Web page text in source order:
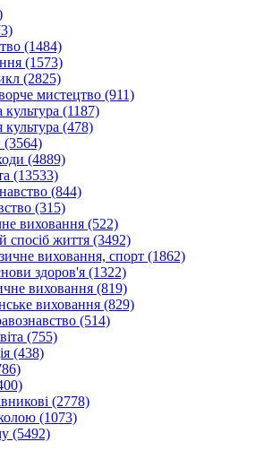
(1484)
(1573)
(2825)
мистецтво (911)
(1187)
(478)
(3564)
(4889)
(13533)
(844)
(315)
виховання (522)
спосіб життя (3492)
виховання, спорт (1862)
здоров'я (1322)
виховання (819)
виховання (829)
(514)
(755)
(438)
(2778)
(1073)
(5492)